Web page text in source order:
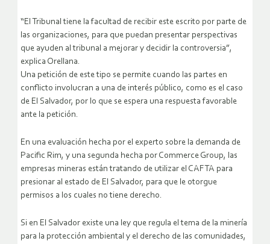
“El Tribunal tiene la facultad de recibir este escrito por parte de
las organizaciones, para que puedan presentar perspectivas
que ayuden al tribunal a mejorar y decidir la controversia”,
explica Orellana.
Una petición de este tipo se permite cuando las partes en
conflicto involucran a una de interés público, como es el caso
de El Salvador, por lo que se espera una respuesta favorable
ante la petición.
En una evaluación hecha por el experto sobre la demanda de
Pacific Rim, y una segunda hecha por Commerce Group, las
empresas mineras están tratando de utilizar el CAFTA para
presionar al estado de El Salvador, para que le otorgue
permisos a los cuales no tiene derecho.
Si en El Salvador existe una ley que regula el tema de la minería
para la protección ambiental y el derecho de las comunidades,